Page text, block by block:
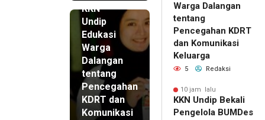
KKN
Undip
Edukasi
Warga
Dalangan
tentang
Pencegahan
KDRT dan
Komunikasi
Warga Dalangan
tentang
Pencegahan KDRT
dan Komunikasi
Keluarga
5 Redaksi
10 jam lalu
KKN Undip Bekali
Pengelola BUMDes